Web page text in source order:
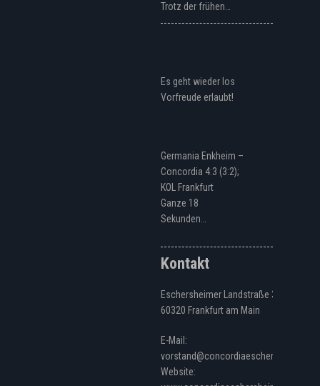
Trotz der frühen…
Es geht wieder los
Vorfreude erlaubt!
Germania Enkheim –
Concordia 4:3 (3:2);
KOL Frankfurt
Ganze 18
Sekunden…
Kontakt
Eschersheimer Landstraße 328
60320 Frankfurt am Main
E-Mail:
vorstand@concordiaeschersheim.de
Website: